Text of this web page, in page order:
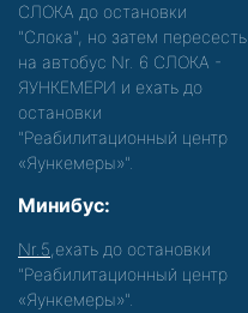
СЛОКА до остановки
"Слока", но затем пересесть
на автобус Nr. 6 СЛОКА -
ЯУНКЕМЕРИ и ехать до
остановки
"Реабилитационный центр
«Яункемеры»".
Минибус:
Nr.5 ,ехать до остановки
"Реабилитационный центр
«Яункемеры»".